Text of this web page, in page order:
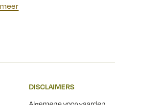
Die vroegere premier was zo
DISCLAIMERS